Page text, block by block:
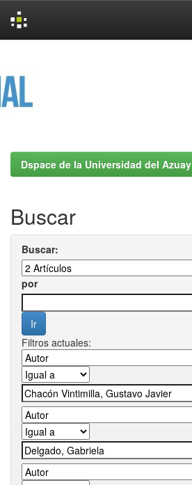
Dspace de la Universidad del Azuay
Buscar
Buscar:
por
Filtros actuales: